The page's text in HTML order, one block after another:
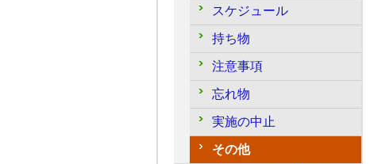
スケジュール
持ち物
注意事項
忘れ物
実施の中止
その他